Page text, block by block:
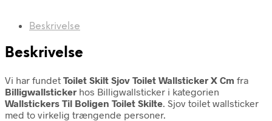
Beskrivelse
Beskrivelse
Vi har fundet Toilet Skilt Sjov Toilet Wallsticker X Cm fra
Billigwallsticker hos Billigwallsticker i kategorien
Wallstickers Til Boligen Toilet Skilte. Sjov toilet wallsticker
med to virkelig trængende personer.